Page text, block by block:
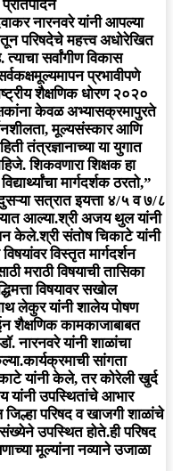
नारनवरे यांनी आपल्या
परिषदेचे महत्त्व अधोरेखित
सर्वांगीण विकास
प्रभावीपणे
शैक्षणिक धोरण २०२०
केवळ अभ्यासक्रमापुरते
मूल्यसंस्कार आणि
तंत्रज्ञानाच्या या युगात
शिकवणारा शिक्षक हा
मार्गदर्शक ठरतो,”
सत्रात इयत्ता ४/५ व ७/८
आल्या.श्री अजय थुल यांनी
केले.श्री संतोष चिकाटे यांनी
विस्तृत मार्गदर्शन
मराठी विषयाची तासिका
विषयावर सखोल
लेकुर यांनी शालेय पोषण
शैक्षणिक कामकाजाबाबत
नारनवरे यांनी शाळांचा
सांगता
यांनी केले, तर कोरेली खुर्द
यांनी उपस्थितांचे आभार
जिल्हा परिषद व खाजगी शाळांचे
संख्येने उपस्थित होते.ही परिषद
मूल्यांना नव्याने उजाळा